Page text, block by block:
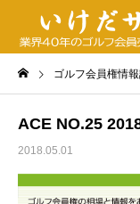
ゴルフ会員権情
ACE NO.25
2018.05.01